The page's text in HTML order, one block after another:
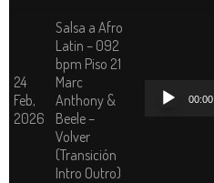
24
Feb,
2026
Salsa a Afro
Latin – 092
bpm Piso 21
Marc
Anthony &
Beele –
Volver
(Transición
Intro Outro)
Reproductor
00:00